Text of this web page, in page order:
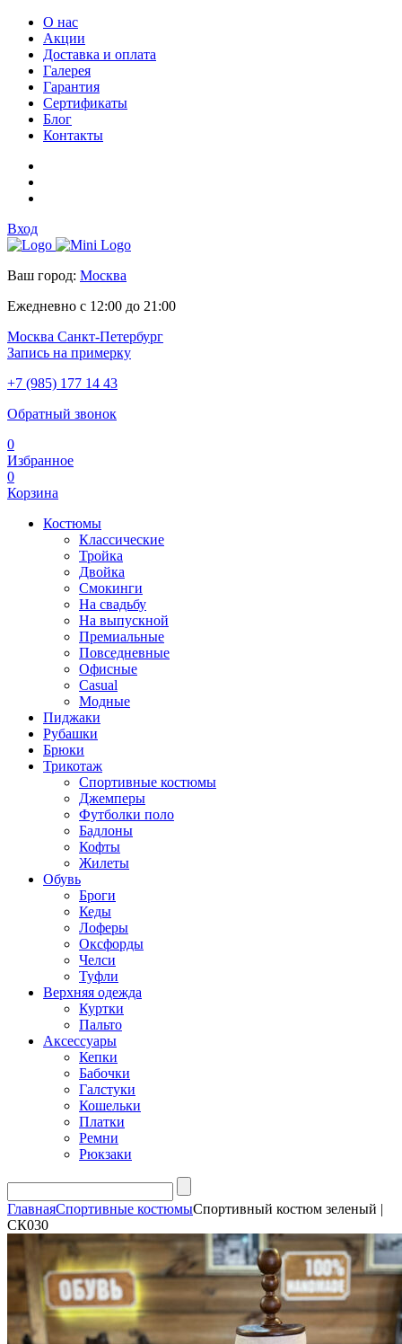
О нас
Акции
Доставка и оплата
Галерея
Гарантия
Сертификаты
Блог
Контакты
Вход
Ваш город: Москва
Ежедневно с 12:00 до 21:00
Москва Санкт-Петербург
Запись на примерку
+7 (985) 177 14 43
Обратный звонок
0
Избранное
0
Корзина
Костюмы
Классические
Тройка
Двойка
Смокинги
На свадьбу
На выпускной
Премиальные
Повседневные
Офисные
Casual
Модные
Пиджаки
Рубашки
Брюки
Трикотаж
Спортивные костюмы
Джемперы
Футболки поло
Бадлоны
Кофты
Жилеты
Обувь
Броги
Кеды
Лоферы
Оксфорды
Челси
Туфли
Верхняя одежда
Куртки
Пальто
Аксессуары
Кепки
Бабочки
Галстуки
Кошельки
Платки
Ремни
Рюкзаки
ГлавнаяСпортивные костюмыСпортивный костюм зеленый |
СК030